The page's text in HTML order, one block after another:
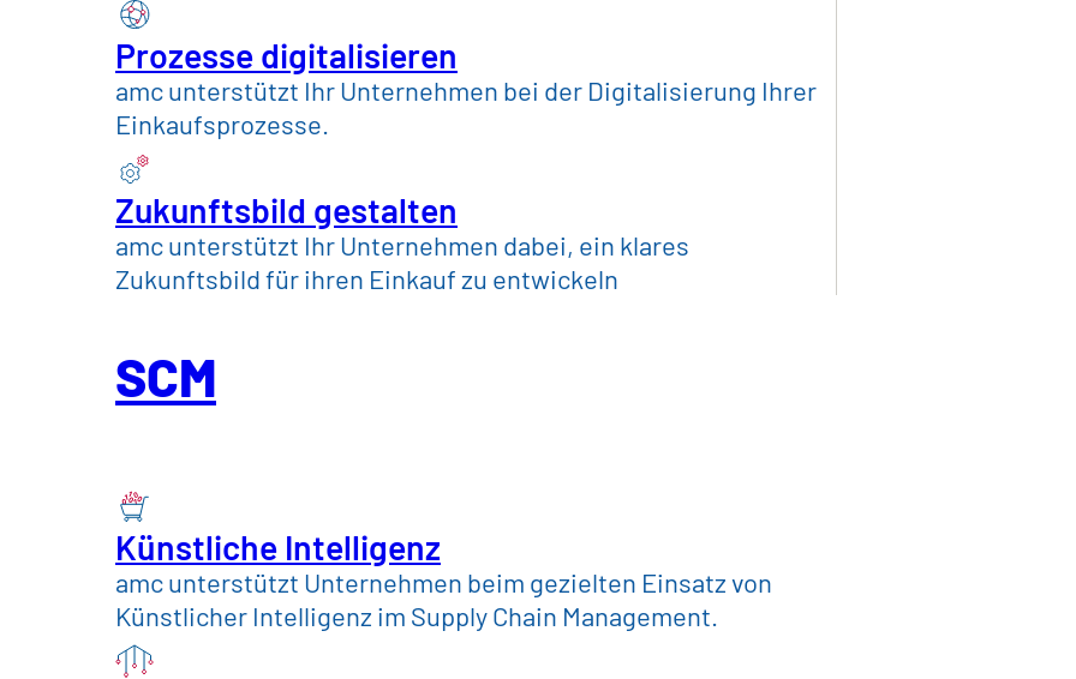
Prozesse digitalisieren
amc unterstützt Ihr Unternehmen bei der Digitalisierung Ihrer
Einkaufsprozesse.
Zukunftsbild gestalten
amc unterstützt Ihr Unternehmen dabei, ein klares
Zukunftsbild für ihren Einkauf zu entwickeln
SCM
Künstliche Intelligenz
amc unterstützt Unternehmen beim gezielten Einsatz von
Künstlicher Intelligenz im Supply Chain Management.
Zurück zu Karriere
Projektmanager Einkauf
Standort: Bonn oder München
jetzt bewerben